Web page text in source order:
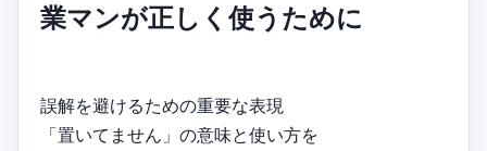
業マンが正しく使うために
誤解を避けるための重要な表現
「置いてません」の意味と使い方を